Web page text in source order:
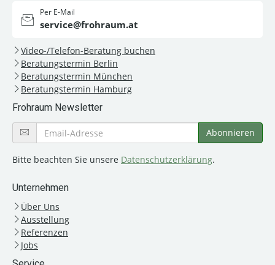
Per E-Mail
service@frohraum.at
Video-/Telefon-Beratung buchen
Beratungstermin Berlin
Beratungstermin München
Beratungstermin Hamburg
Frohraum Newsletter
Bitte beachten Sie unsere Datenschutzerklärung.
Unternehmen
Über Uns
Ausstellung
Referenzen
Jobs